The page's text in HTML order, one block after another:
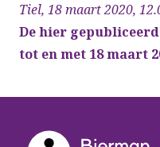
Tiel, 18 maart 2020,
De hier
tot en met 18 maart